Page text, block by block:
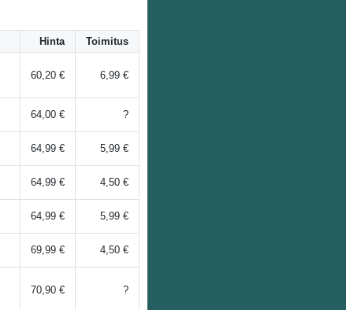
Hinta Toimitus
60,20 € 6,99 €
64,00 € ?
64,99 € 5,99 €
64,99 € 4,50 €
64,99 € 5,99 €
69,99 € 4,50 €
70,90 € ?